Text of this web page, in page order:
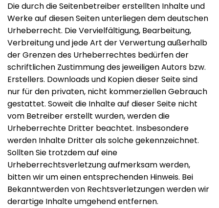
Die durch die Seitenbetreiber erstellten Inhalte und
Werke auf diesen Seiten unterliegen dem deutschen
Urheberrecht. Die Vervielfältigung, Bearbeitung,
Verbreitung und jede Art der Verwertung außerhalb
der Grenzen des Urheberrechtes bedürfen der
schriftlichen Zustimmung des jeweiligen Autors bzw.
Erstellers. Downloads und Kopien dieser Seite sind
nur für den privaten, nicht kommerziellen Gebrauch
gestattet. Soweit die Inhalte auf dieser Seite nicht
vom Betreiber erstellt wurden, werden die
Urheberrechte Dritter beachtet. Insbesondere
werden Inhalte Dritter als solche gekennzeichnet.
Sollten Sie trotzdem auf eine
Urheberrechtsverletzung aufmerksam werden,
bitten wir um einen entsprechenden Hinweis. Bei
Bekanntwerden von Rechtsverletzungen werden wir
derartige Inhalte umgehend entfernen.